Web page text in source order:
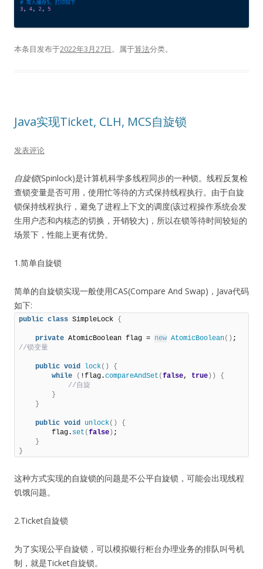
本条目发布于2022年3月27日。属于算法分类。
Java实现Ticket, CLH, MCS自旋锁
发表评论
自旋锁(Spinlock)是计算机科学多线程同步的一种锁。线程反复检
查锁变量是否可用，使用忙等待的方式保持线程执行。由于自旋
锁保持线程执行，避免了进程上下文的调度(该过程操作系统会发
生用户态和内核态的切换，开销较大)，所以在锁等待时间较短的
场景下，性能上更有优势。
1.简单自旋锁
简单的自旋锁实现一般使用CAS(Compare And Swap)，Java代码
如下:
public class SimpleLock {
private AtomicBoolean flag = new AtomicBoolean() ;
//锁变量
public void lock()
{
while
( !flag.compareAndSet (false, true))
{
//自旋
}
}
public void unlock()
{
        flag.
set (false) ;
}
}
这种方式实现的自旋锁的问题是不公平自旋锁，可能会出现线程
饥饿问题。
2.Ticket自旋锁
为了实现公平自旋锁，可以模拟银行柜台办理业务的排队叫号机
制，就是Ticket自旋锁。